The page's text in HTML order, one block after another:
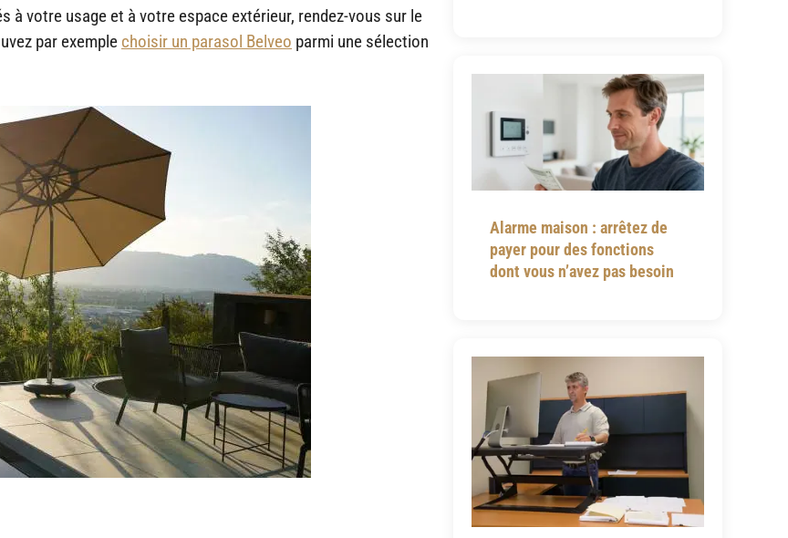
votre usage et à votre espace extérieur, rendez-vous sur le
par exemple choisir un parasol Belveo parmi une sélection
Alarme maison : arrêtez de
payer pour des fonctions
dont vous n’avez pas besoin